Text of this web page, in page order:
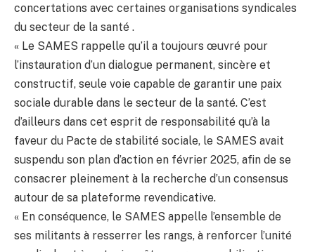
concertations avec certaines organisations syndicales
du secteur de la santé .
« Le SAMES rappelle qu’il a toujours œuvré pour
l’instauration d’un dialogue permanent, sincère et
constructif, seule voie capable de garantir une paix
sociale durable dans le secteur de la santé. C’est
d’ailleurs dans cet esprit de responsabilité qu’à la
faveur du Pacte de stabilité sociale, le SAMES avait
suspendu son plan d’action en février 2025, afin de se
consacrer pleinement à la recherche d’un consensus
autour de sa plateforme revendicative.
« En conséquence, le SAMES appelle l’ensemble de
ses militants à resserrer les rangs, à renforcer l’unité